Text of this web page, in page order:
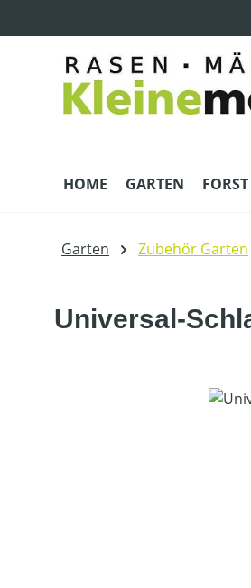
HOME GARTEN FORST
Garten Zubehör Garten
Universal-
Bildergalerie überspringen